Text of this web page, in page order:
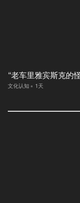
“老车里雅宾斯克的
文化认知 1天